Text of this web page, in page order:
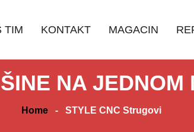
TIM KONTAKT MAGACIN
NA JEDNOM
Home - STYLE CNC Strugovi